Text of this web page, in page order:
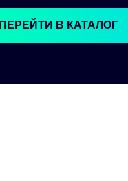
ПЕРЕЙТИ В КАТАЛОГ